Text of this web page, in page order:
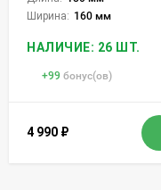
Ширина: 160 мм
НАЛИЧИЕ: 26 ШТ.
+99 бонус(ов)
4 990 ₽